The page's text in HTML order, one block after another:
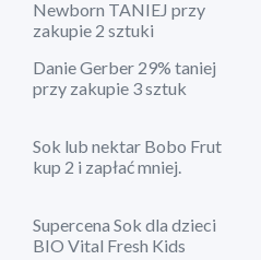
Newborn TANIEJ przy
zakupie 2 sztuki
Danie Gerber 29% taniej
przy zakupie 3 sztuk
Sok lub nektar Bobo Frut
kup 2 i zapłać mniej.
Supercena Sok dla dzieci
BIO Vital Fresh Kids